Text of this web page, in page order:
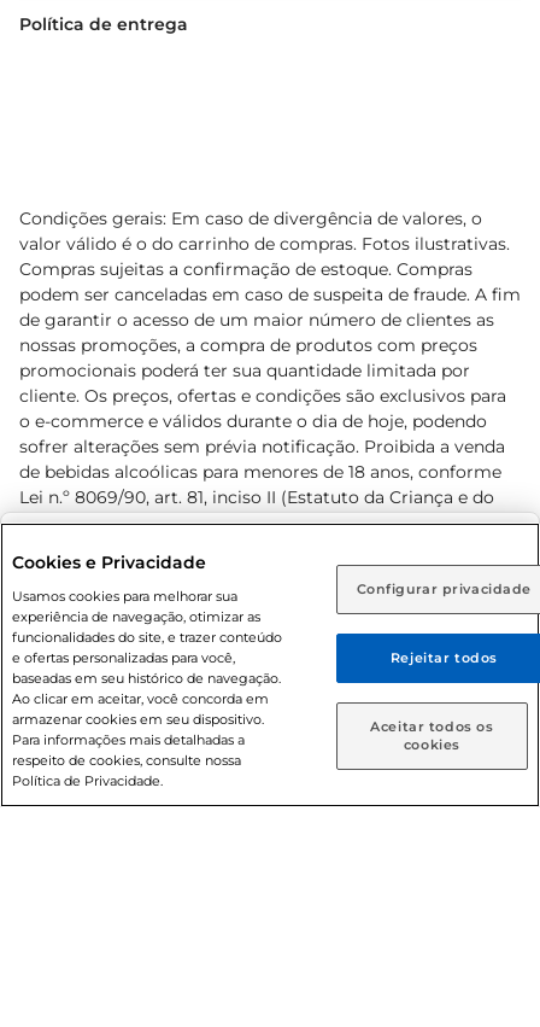
Rio de Janeiro (RJ) Goiás (GO)
Ou
Caso queira comprar online, informe como deseja receber
suas compras:
Entrega em casa Retire em Loja
Política de entrega
Condições gerais: Em caso de divergência de valores, o
valor válido é o do carrinho de compras. Fotos ilustrativas.
Compras sujeitas a confirmação de estoque. Compras
podem ser canceladas em caso de suspeita de fraude. A fim
de garantir o acesso de um maior número de clientes as
nossas promoções, a compra de produtos com preços
promocionais poderá ter sua quantidade limitada por
cliente. Os preços, ofertas e condições são exclusivos para
o e-commerce e válidos durante o dia de hoje, podendo
sofrer alterações sem prévia notificação. Proibida a venda
de bebidas alcoólicas para menores de 18 anos, conforme
Lei n.º 8069/90, art. 81, inciso II (Estatuto da Criança e do
Adolescente). Preços e condições exclusivos para o
prévio. O valor mínimo para as compras on-line é de R$
80,00.
© 2026 Copyright. Todos os direitos
reservados Prezunic.
Cookies e Privacidade
Usamos cookies para melhorar sua
experiência de navegação, otimizar as
funcionalidades do site, e trazer conteúdo
e ofertas personalizadas para você,
baseadas em seu histórico de navegação.
Ao clicar em aceitar, você concorda em
armazenar cookies em seu dispositivo.
Para informações mais detalhadas a
respeito de cookies, consulte nossa
Política de Privacidade.
Configurar privacidade
Rejeitar todos
Aceitar todos os
cookies